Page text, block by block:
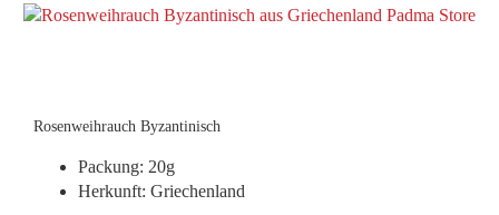
Rosenweihrauch Byzantinisch
Packung: 20g
Herkunft: Griechenland